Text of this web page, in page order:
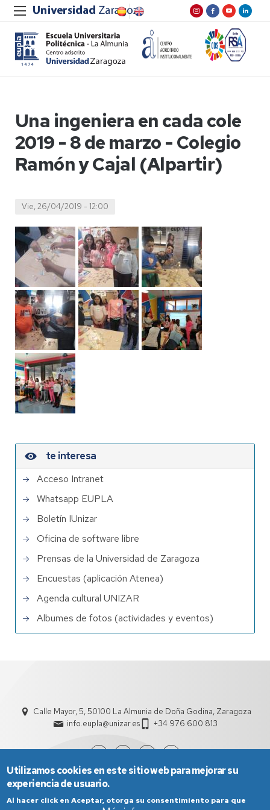
Una ingeniera en cada cole
2019 - 8 de marzo - Colegio
Ramón y Cajal (Alpartir)
Vie, 26/04/2019 - 12:00
te interesa
Acceso Intranet
Whatsapp EUPLA
Boletín IUnizar
Oficina de software libre
Prensas de la Universidad de Zaragoza
Encuestas (aplicación Atenea)
Agenda cultural UNIZAR
Albumes de fotos (actividades y eventos)
Calle Mayor, 5, 50100 La Almunia de Doña Godina, Zaragoza
info.eupla@unizar.es
+34 976 600 813
Utilizamos cookies en este sitio web para mejorar su
experiencia de usuario.
Al hacer click en Aceptar, otorga su consentimiento para que